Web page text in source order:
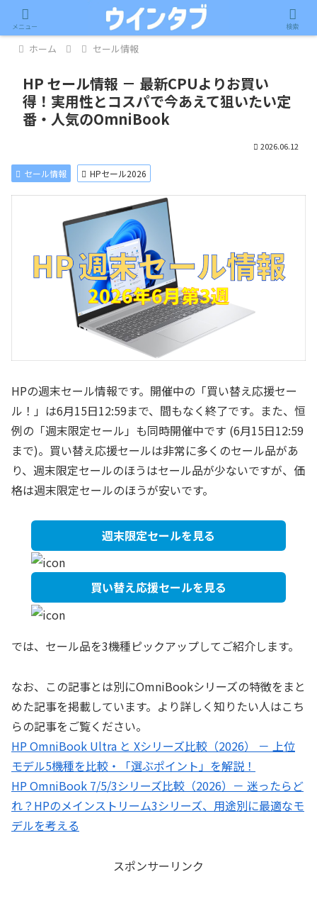
記事内に広告が含まれています。
ホーム セール情報
HP セール情報 － 最新CPUよりお買い
得！実用性とコスパで今あえて狙いたい定
番・人気のOmniBook
2026.06.12
セール情報 HPセール2026
HPの週末セール情報です。開催中の「買い替え応援セー
ル！」は6月15日12:59まで、間もなく終了です。また、恒
例の「週末限定セール」も同時開催中です (6月15日12:59
まで)。買い替え応援セールは非常に多くのセール品があ
り、週末限定セールのほうはセール品が少ないですが、価
格は週末限定セールのほうが安いです。
週末限定セールを見る
買い替え応援セールを見る
では、セール品を3機種ピックアップしてご紹介します。
なお、この記事とは別にOmniBookシリーズの特徴をまと
めた記事を掲載しています。より詳しく知りたい人はこち
らの記事をご覧ください。
HP OmniBook Ultra と Xシリーズ比較（2026） － 上位
モデル5機種を比較・「選ぶポイント」を解説！
HP OmniBook 7/5/3シリーズ比較（2026）－ 迷ったらど
れ？HPのメインストリーム3シリーズ、用途別に最適なモ
デルを考える
スポンサーリンク
メニュー 検索